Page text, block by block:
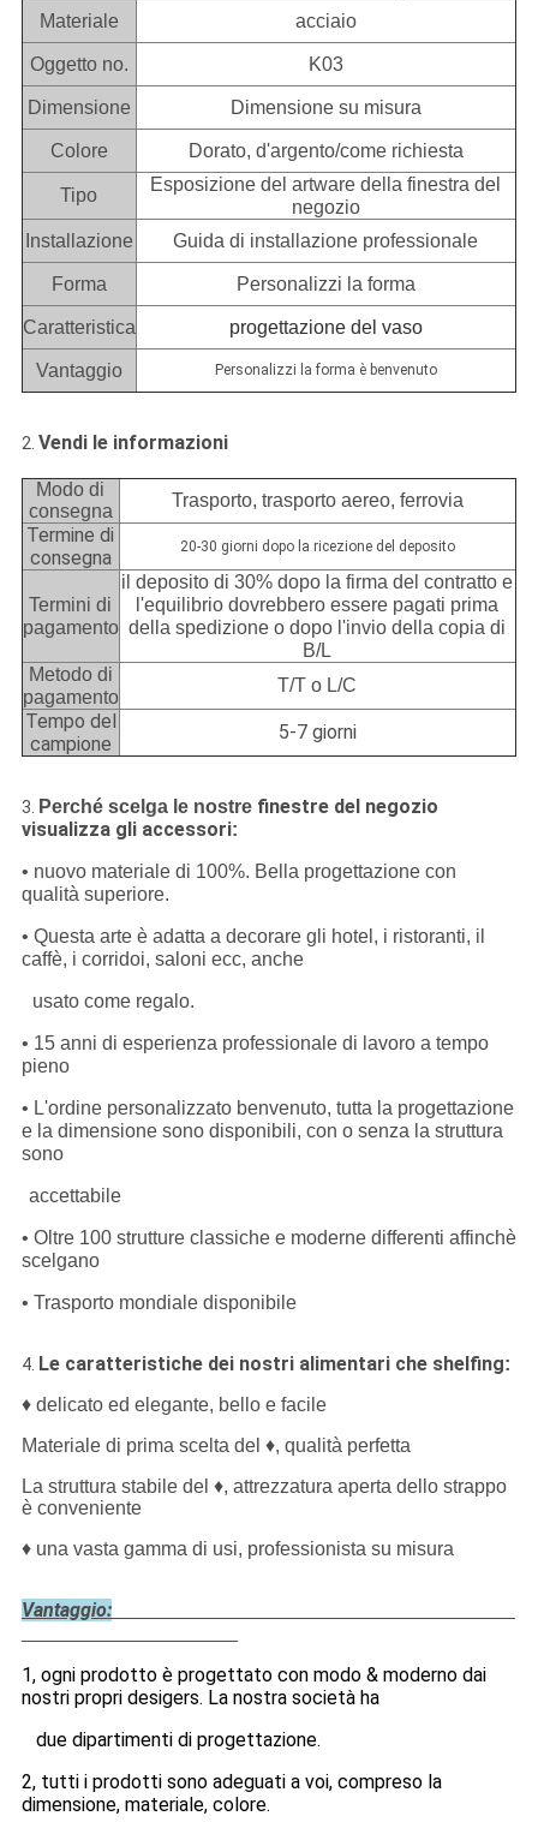
Materiale
acciaio
Oggetto no. K03
Dimensione Dimensione su misura
Colore Dorato, d'argento/come richiesta
Tipo
Esposizione del artware della finestra del
negozio
Installazione
Guida di installazione professionale
Forma Personalizzi la forma
Caratteristica progettazione del vaso
Vantaggio Personalizzi la forma è benvenuto
2. Vendi le informazioni
Modo di
consegna
Trasporto, trasporto aereo, ferrovia
Termine di
consegna
20-30 giorni dopo la ricezione del deposito
Termini di
pagamento
il deposito di 30% dopo la firma del contratto e
l'equilibrio dovrebbero essere pagati prima
della spedizione o dopo l'invio della copia di
B/L
Metodo di
pagamento
T/T o L/C
Tempo del
campione
5-7 giorni
3. Perché scelga le nostrefinestre del negozio
visualizza gli accessori:
• nuovo materiale di 100%. Bella progettazione con
qualità superiore.
• Questa arte è adatta a decorare gli hotel, i ristoranti, il
caffè, i corridoi, saloni ecc, anche
usato come regalo.
• 15 anni di esperienza professionale di lavoro a tempo
pieno
• L'ordine personalizzato benvenuto, tutta la progettazione
e la dimensione sono disponibili, con o senza la struttura
sono
accettabile
• Oltre 100 strutture classiche e moderne differenti affinchè
scelgano
• Trasporto mondiale disponibile
4. Le caratteristiche dei nostri alimentari che shelfing:
♦ delicato ed elegante, bello e facile
Materiale di prima scelta del ♦, qualità perfetta
La struttura stabile del ♦, attrezzatura aperta dello strappo
è conveniente
♦ una vasta gamma di usi, professionista su misura
Vantaggio:
1, ogni prodotto è progettato con modo & moderno dai
nostri propri desigers. La nostra società ha
due dipartimenti di progettazione.
2, tutti i prodotti sono adeguati a voi, compreso la
dimensione, materiale, colore.